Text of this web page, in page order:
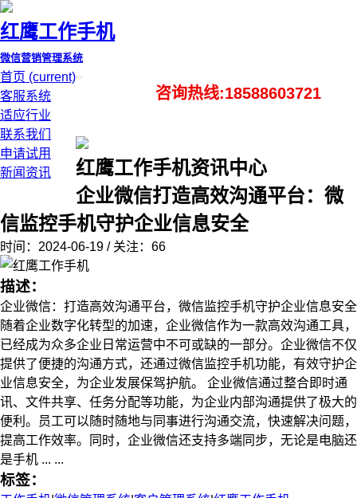
红鹰工作手机
微信营销管理系统
首页 (current)
客服系统
适应行业
联系我们
申请试用
新闻资讯
咨询热线:18588603721
红鹰工作手机资讯中心
企业微信打造高效沟通平台：微
信监控手机守护企业信息安全
时间：2024-06-19 / 关注：66
描述：
企业微信：打造高效沟通平台，微信监控手机守护企业信息安全
随着企业数字化转型的加速，企业微信作为一款高效沟通工具，
已经成为众多企业日常运营中不可或缺的一部分。企业微信不仅
提供了便捷的沟通方式，还通过微信监控手机功能，有效守护企
业信息安全，为企业发展保驾护航。 企业微信通过整合即时通
讯、文件共享、任务分配等功能，为企业内部沟通提供了极大的
便利。员工可以随时随地与同事进行沟通交流，快速解决问题，
提高工作效率。同时，企业微信还支持多端同步，无论是电脑还
是手机 ... ...
标签：